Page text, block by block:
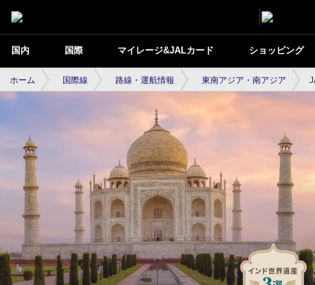
国内 国際 マイレージ&JALカード ショッピング
ホーム 国際線 路線・運航情報 東南アジア・南アジア